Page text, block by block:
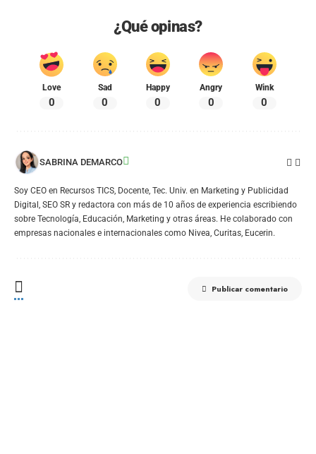
¿Qué opinas?
Love
0
Sad
0
Happy
0
Angry
0
Wink
0
SABRINA DEMARCO
Soy CEO en Recursos TICS, Docente, Tec. Univ. en Marketing y Publicidad
Digital, SEO SR y redactora con más de 10 años de experiencia escribiendo
sobre Tecnología, Educación, Marketing y otras áreas. He colaborado con
empresas nacionales e internacionales como Nivea, Curitas, Eucerin.
Publicar comentario